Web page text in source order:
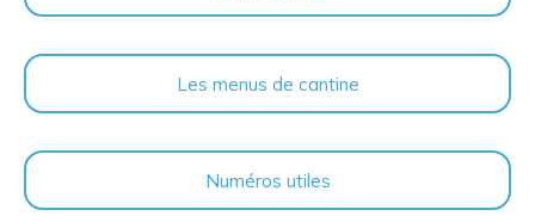
Les menus de cantine
Numéros utiles